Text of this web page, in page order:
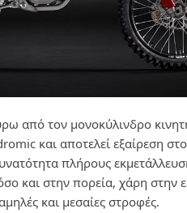
από τον μονοκύλινδρο
και αποτελεί εξαίρεση στο
πλήρους
και στην πορεία, χάρη στην
και μεσαίες στροφές.